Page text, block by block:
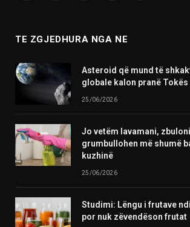
TE ZGJEDHURA NGA NE
Asteroid që mund të
globale kalon pranë Tokës
25/06/2026
Jo vetëm lavamani,
grumbullohen më shumë
kuzhinë
25/06/2026
Studimi: Lëngu i frutave
por nuk zëvendëson frutat